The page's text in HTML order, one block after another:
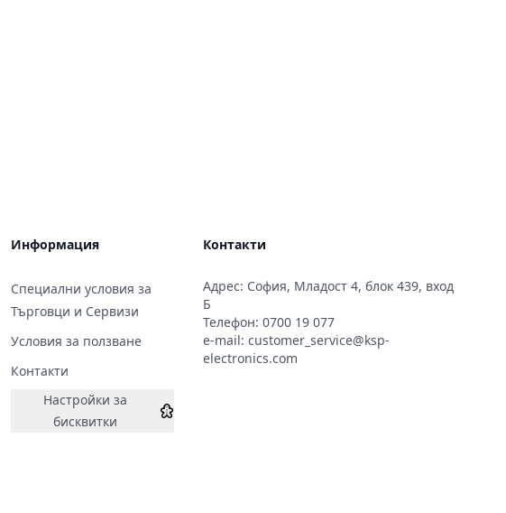
Информация
Специални условия за
Търговци и Сервизи
Условия за ползване
Контакти
Настройки за
бисквитки
Контакти
Адрес: София, Младост 4, блок 439, вход
Б
Телефон: 0700 19 077
e-mail: customer_service@ksp-
electronics.com